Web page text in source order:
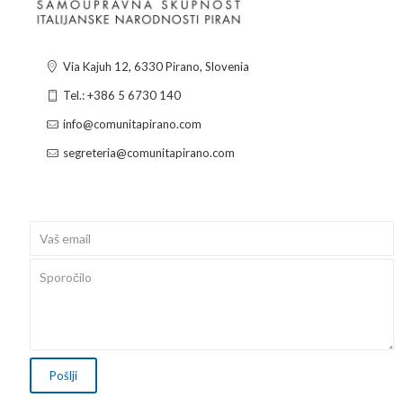
Via Kajuh 12, 6330 Pirano, Slovenia
Tel.: +386 5 6730 140
info@comunitapirano.com
segreteria@comunitapirano.com